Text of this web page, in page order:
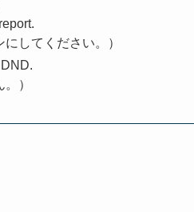
してください。）
）